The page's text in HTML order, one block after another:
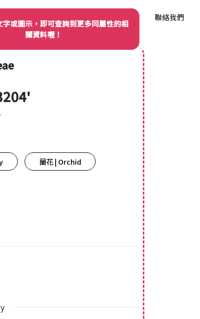
聯絡我們
字或圖示，即可查詢到更多同屬性的相
關資料喔！
蘭花 | Orchid